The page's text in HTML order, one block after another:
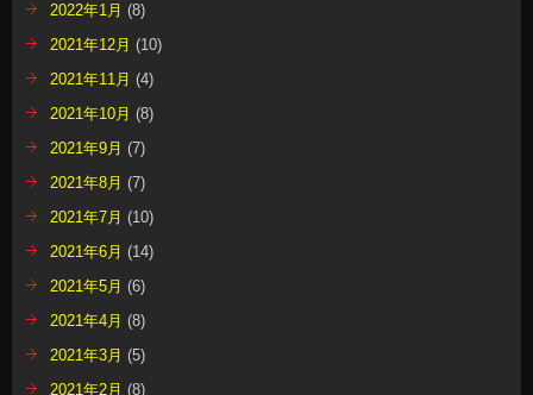
2022年1月 (8)
2021年12月 (10)
2021年11月 (4)
2021年10月 (8)
2021年9月 (7)
2021年8月 (7)
2021年7月 (10)
2021年6月 (14)
2021年5月 (6)
2021年4月 (8)
2021年3月 (5)
2021年2月 (8)